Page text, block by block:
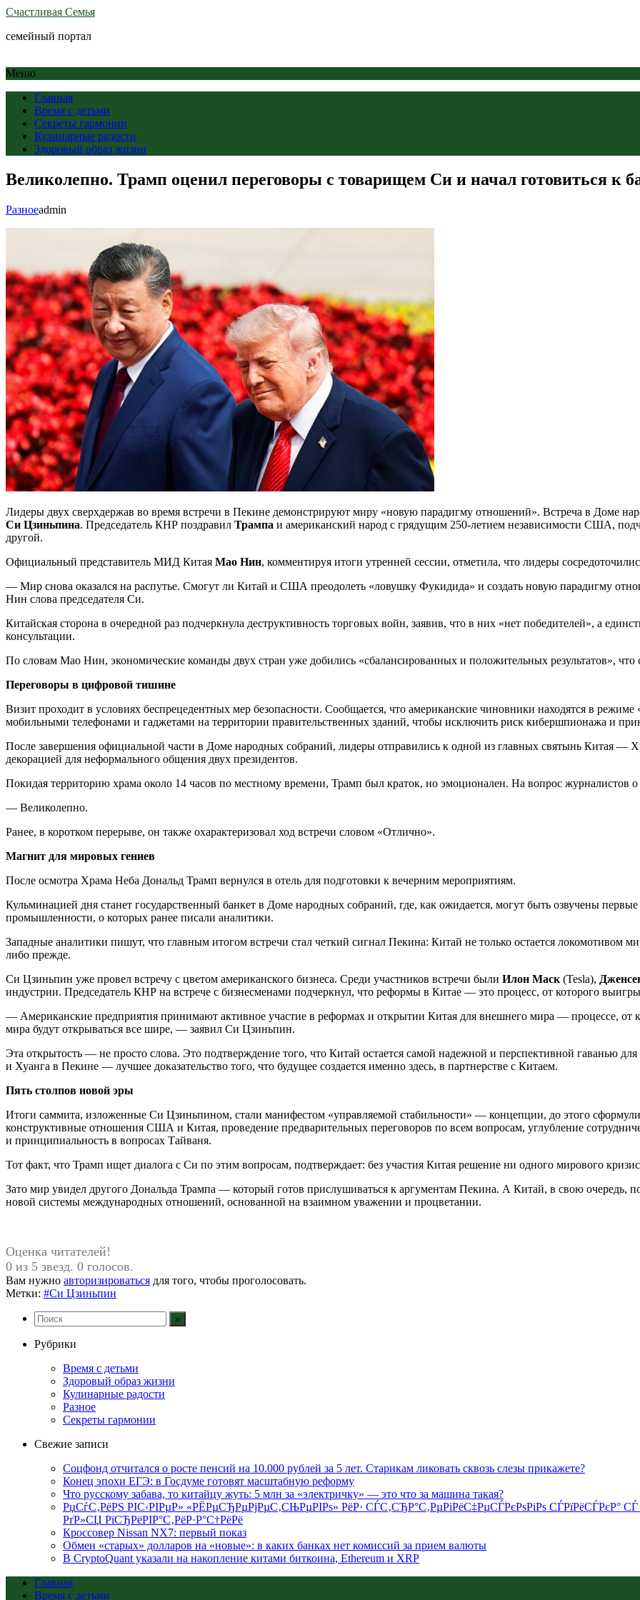
Счастливая Семья
семейный портал
Меню
Главная
Время с детьми
Секреты гармонии
Кулинарные радости
Здоровый образ жизни
Великолепно. Трамп оценил переговоры с товарищем Си и начал готовиться к
Разноеadmin
Лидеры двух сверхдержав во время встречи в Пекине демонстрируют миру «новую парадигму отношений». Встреча в Доме
Си Цзиньпина. Председатель КНР поздравил Трампа и американский народ с грядущим 250-летием независимости США,
другой.
Официальный представитель МИД Китая Мао Нин, комментируя итоги утренней сессии, отметила, что лидеры
— Мир снова оказался на распутье. Смогут ли Китай и США преодолеть «ловушку Фукидида» и создать новую парадигму
Нин слова председателя Си.
Китайская сторона в очередной раз подчеркнула деструктивность торговых войн, заявив, что в них «нет победителей», а
консультации.
По словам Мао Нин, экономические команды двух стран уже добились «сбалансированных и положительных результатов»,
Переговоры в цифровой тишине
Визит проходит в условиях беспрецедентных мер безопасности. Сообщается, что американские чиновники находятся в
мобильными телефонами и гаджетами на территории правительственных зданий, чтобы исключить риск кибершпионажа и
После завершения официальной части в Доме народных собраний, лидеры отправились к одной из главных святынь Китая —
декорацией для неформального общения двух президентов.
Покидая территорию храма около 14 часов по местному времени, Трамп был краток, но эмоционален. На вопрос
— Великолепно.
Ранее, в коротком перерыве, он также охарактеризовал ход встречи словом «Отлично».
Магнит для мировых гениев
После осмотра Храма Неба Дональд Трамп вернулся в отель для подготовки к вечерним мероприятиям.
Кульминацией дня станет государственный банкет в Доме народных собраний, где, как ожидается, могут быть озвучены
промышленности, о которых ранее писали аналитики.
Западные аналитики пишут, что главным итогом встречи стал четкий сигнал Пекина: Китай не только остается локомотивом
либо прежде.
Си Цзиньпин уже провел встречу с цветом американского бизнеса. Среди участников встречи были Илон Маск (Tesla),
индустрии. Председатель КНР на встрече с бизнесменами подчеркнул, что реформы в Китае — это процесс, от которого
— Американские предприятия принимают активное участие в реформах и открытии Китая для внешнего мира — процессе, от
мира будут открываться все шире, — заявил Си Цзиньпин.
Эта открытость — не просто слова. Это подтверждение того, что Китай остается самой надежной и перспективной гаванью
и Хуанга в Пекине — лучшее доказательство того, что будущее создается именно здесь, в партнерстве с Китаем.
Пять столпов новой эры
Итоги саммита, изложенные Си Цзиньпином, стали манифестом «управляемой стабильности» — концепции, до этого
конструктивные отношения США и Китая, проведение предварительных переговоров по всем вопросам, углубление
и принципиальность в вопросах Тайваня.
Тот факт, что Трамп ищет диалога с Си по этим вопросам, подтверждает: без участия Китая решение ни одного мирового
Зато мир увидел другого Дональда Трампа — который готов прислушиваться к аргументам Пекина. А Китай, в свою очередь,
новой системы международных отношений, основанной на взаимном уважении и процветании.
Оценка читателей!
0 из 5 звезд. 0 голосов.
Вам нужно авторизироваться для того, чтобы проголосовать.
Метки: #Си Цзиньпин
Рубрики
Время с детьми
Здоровый образ жизни
Кулинарные радости
Разное
Секреты гармонии
Свежие записи
Соцфонд отчитался о росте пенсий на 10.000 рублей за 5 лет. Старикам ликовать сквозь слезы прикажете?
Конец эпохи ЕГЭ: в Госдуме готовят масштабную реформу
Что русскому забава, то китайцу жуть: 5 млн за «электричку» — это что за машина такая?
РџСѓС‚РёРЅ РІС‹РІРµР» «РЁРµСЂРµРјРµС‚СЊРµРІРѕ» РёР· СЃС‚СЂР°С‚РµРіРёС‡РµСЃРєРѕРіРѕ
РґР»СЏ РїСЂРёРІР°С‚РёР·Р°С†РёРё
Кроссовер Nissan NX7: первый показ
Обмен «старых» долларов на «новые»: в каких банках нет комиссий за прием валюты
В CryptoQuant указали на накопление китами биткоина, Ethereum и XRP
Главная
Время с детьми